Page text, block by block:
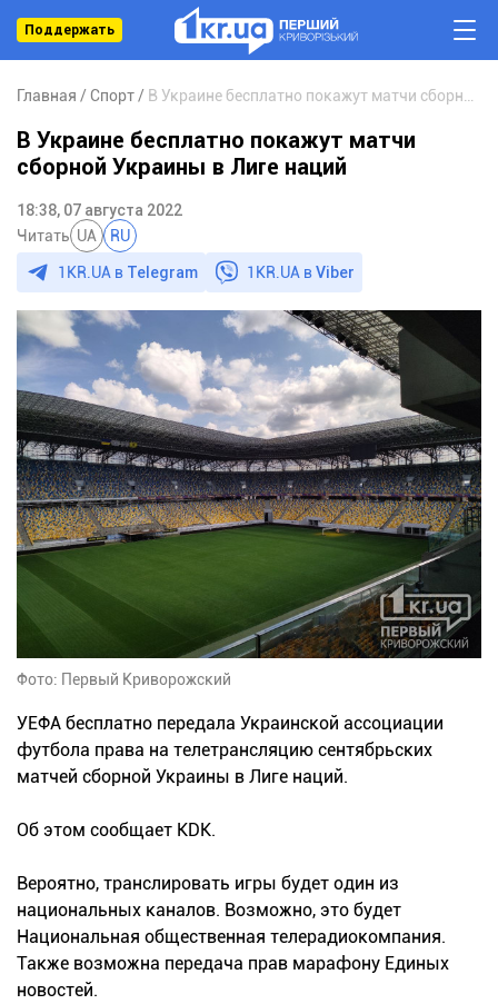
Поддержать
Главная Спорт
В Украине бесплатно покажут матчи
сборной Украины в Лиге наций
18:38, 07 августа 2022
Читать UA RU
1KR.UA в Telegram 1KR.UA вViber
Фото: Первый Криворожский
УЕФА бесплатно передала Украинской ассоциации
футбола права на телетрансляцию сентябрьских
матчей сборной Украины в Лиге наций.
Об этом сообщает KDK.
Вероятно, транслировать игры будет один из
национальных каналов. Возможно, это будет
Национальная общественная телерадиокомпания.
Также возможна передача прав марафону Единых
новостей.